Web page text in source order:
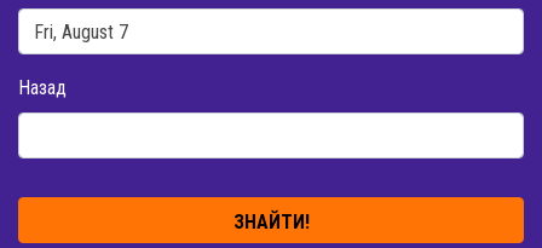
Назад
ЗНАЙТИ!